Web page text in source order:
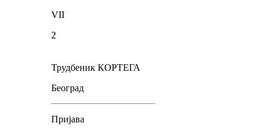
VII
2
Трудбеник КОРТЕГА
Београд
Пријава